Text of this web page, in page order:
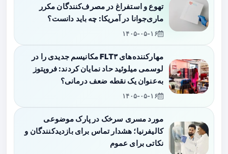
تهوع و استفراغ در مصرف‌کنندگان مکرر
ماری‌جوانا در آمریکا: چه باید دانست؟
۱۴۰۵-۰۵-۱۶
مهارکننده‌های FLT۳ مکانیسم جدیدی را در
لوسمی میلوئید حاد نمایان کردند: فروپتوز
به‌عنوان یک نقطه ضعف درمانی؟
۱۴۰۵-۰۵-۱۶
مورد مسری سرخک در پارک موضوعی
کالیفرنیا؛ هشدار تماس برای بازدیدکنندگان و
نکاتی برای عموم